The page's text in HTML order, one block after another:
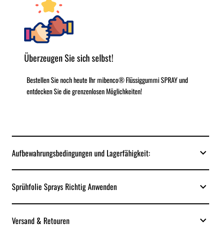
Überzeugen Sie sich selbst!
Bestellen Sie noch heute Ihr mibenco® Flüssiggummi SPRAY und
entdecken Sie die grenzenlosen Möglichkeiten!
Aufbewahrungsbedingungen und Lagerfähigkeit:
Sprühfolie Sprays Richtig Anwenden
Versand & Retouren